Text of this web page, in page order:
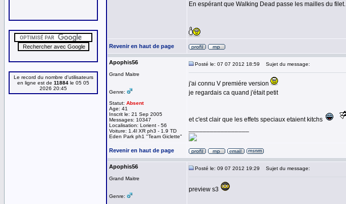
Le record du nombre d'utilisateurs
en ligne est de 11884 le 05 05
2026 20:45
En espérant que Walking Dead passe les mailles du filet.
Revenir en haut de page
Apophis56
Grand Maitre
Genre:
Statut: Absent
Age: 41
Inscrit le: 21 Sep 2005
Messages: 10347
Localisation: Lorient - 56
Voiture: 1.4l XR ph3 - 1.9 TD
Eden Park ph1 "Team Giclette"
Posté le: 07 07 2012 18:59 Sujet du message:
j'ai connu V premiére version
je regardais ca quand j'était petit
et c'est clair que les effets speciaux etaient kitchs
Revenir en haut de page
Apophis56
Grand Maitre
Genre:
Posté le: 09 07 2012 19:29 Sujet du message:
preview s3